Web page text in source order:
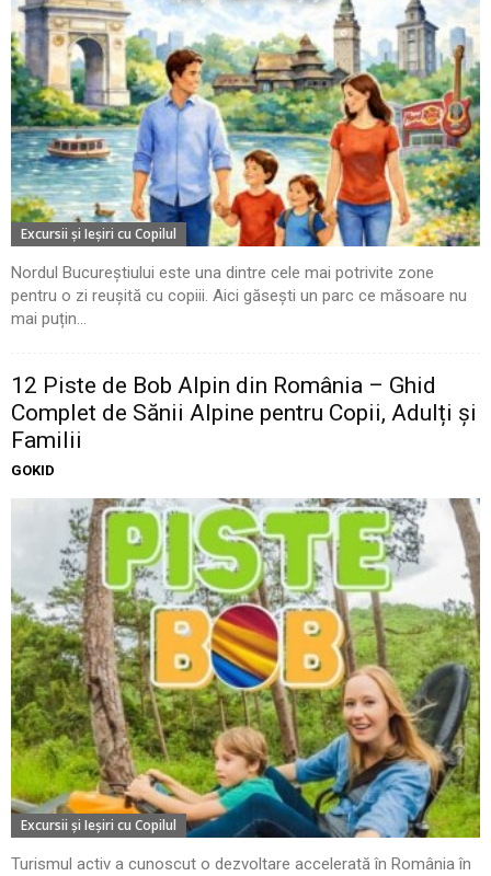
Excursii şi Ieşiri cu Copilul
Nordul Bucureștiului este una dintre cele mai potrivite zone
pentru o zi reușită cu copiii. Aici găsești un parc ce măsoare nu
mai puțin...
12 Piste de Bob Alpin din România – Ghid
Complet de Sănii Alpine pentru Copii, Adulți și
Familii
GOKID
Excursii şi Ieşiri cu Copilul
Turismul activ a cunoscut o dezvoltare accelerată în România în